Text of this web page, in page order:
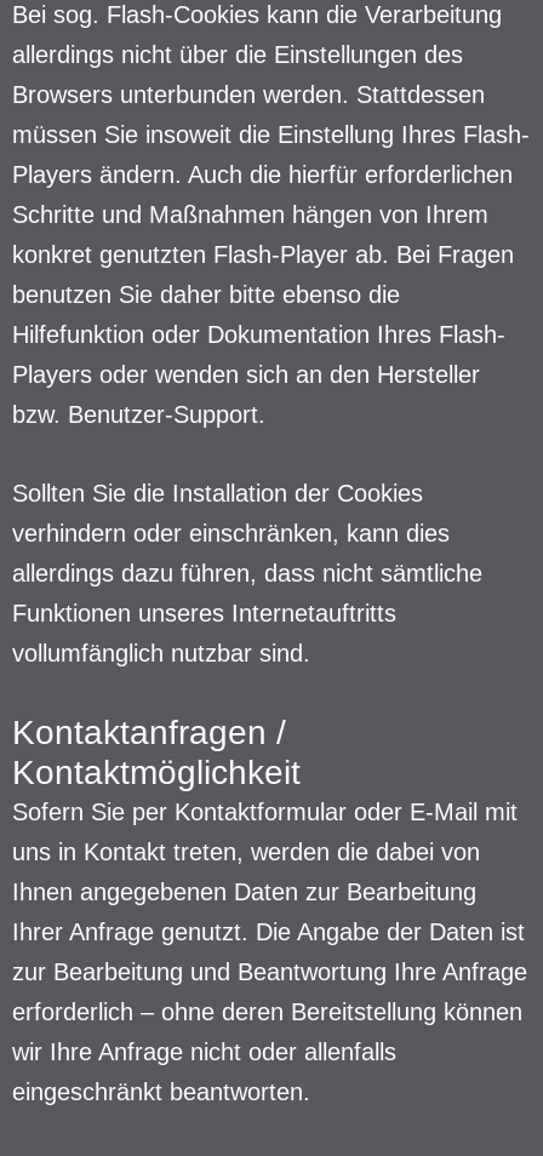
Bei sog. Flash-Cookies kann die Verarbeitung
allerdings nicht über die Einstellungen des
Browsers unterbunden werden. Stattdessen
müssen Sie insoweit die Einstellung Ihres Flash-
Players ändern. Auch die hierfür erforderlichen
Schritte und Maßnahmen hängen von Ihrem
konkret genutzten Flash-Player ab. Bei Fragen
benutzen Sie daher bitte ebenso die
Hilfefunktion oder Dokumentation Ihres Flash-
Players oder wenden sich an den Hersteller
bzw. Benutzer-Support.
Sollten Sie die Installation der Cookies
verhindern oder einschränken, kann dies
allerdings dazu führen, dass nicht sämtliche
Funktionen unseres Internetauftritts
vollumfänglich nutzbar sind.
Kontaktanfragen /
Kontaktmöglichkeit
Sofern Sie per Kontaktformular oder E-Mail mit
uns in Kontakt treten, werden die dabei von
Ihnen angegebenen Daten zur Bearbeitung
Ihrer Anfrage genutzt. Die Angabe der Daten ist
zur Bearbeitung und Beantwortung Ihre Anfrage
erforderlich – ohne deren Bereitstellung können
wir Ihre Anfrage nicht oder allenfalls
eingeschränkt beantworten.